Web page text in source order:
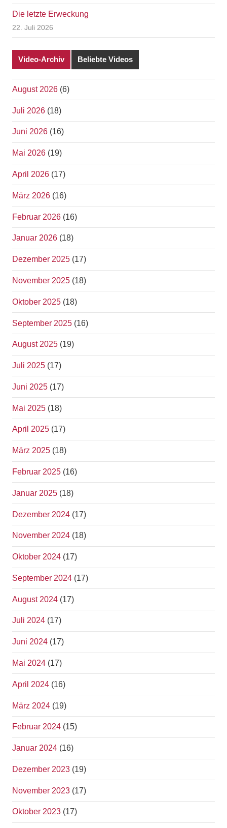
Die letzte Erweckung
22. Juli 2026
Video-Archiv Beliebte Videos
August 2026 (6)
Juli 2026 (18)
Juni 2026 (16)
Mai 2026 (19)
April 2026 (17)
März 2026 (16)
Februar 2026 (16)
Januar 2026 (18)
Dezember 2025 (17)
November 2025 (18)
Oktober 2025 (18)
September 2025 (16)
August 2025 (19)
Juli 2025 (17)
Juni 2025 (17)
Mai 2025 (18)
April 2025 (17)
März 2025 (18)
Februar 2025 (16)
Januar 2025 (18)
Dezember 2024 (17)
November 2024 (18)
Oktober 2024 (17)
September 2024 (17)
August 2024 (17)
Juli 2024 (17)
Juni 2024 (17)
Mai 2024 (17)
April 2024 (16)
März 2024 (19)
Februar 2024 (15)
Januar 2024 (16)
Dezember 2023 (19)
November 2023 (17)
Oktober 2023 (17)